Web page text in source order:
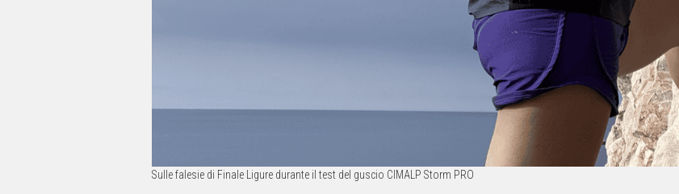
Sulle falesie di Finale Ligure durante il test del guscio CIMALP Storm PRO